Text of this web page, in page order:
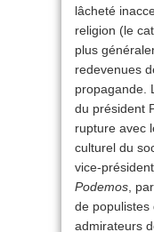
lâcheté
religion (le
plus
redevenues
propagande.
du président
rupture avec
culturel du
vice-
Podemos ,
de populistes
admirateurs